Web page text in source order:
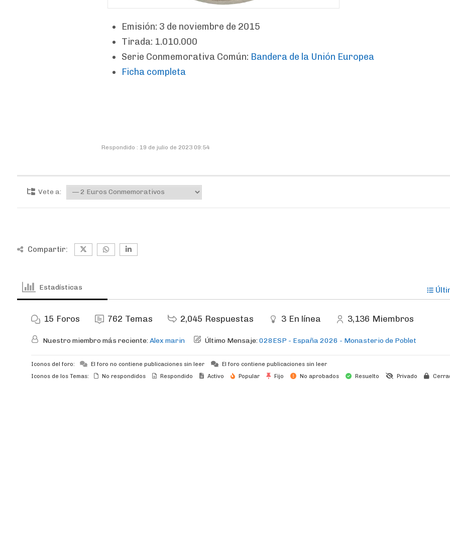
Emisión: 3 de noviembre de 2015
Tirada: 1.010.000
Serie Conmemorativa Común: Bandera de la Unión Europea
Ficha completa
Respondido : 19 de julio de 2023 09:54
Vete a:
Compartir:
Estadísticas
15 Foros 762 Temas 2,045 Respuestas 3 En línea 3,136 Miembros
Nuestro miembro más reciente:Alex marin Último Mensaje:028ESP - España 2026 - Monasterio de Poblet
Iconos del foro: El foro no contiene publicaciones sin leer
El foro contiene publicaciones sin leer
Iconos de los Temas:
No respondidos Respondido Activo Popular Fijo No aprobados Resuelto Privado